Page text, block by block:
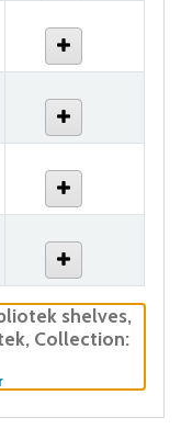
shelves,
Collection:
(Hides shelf browser)